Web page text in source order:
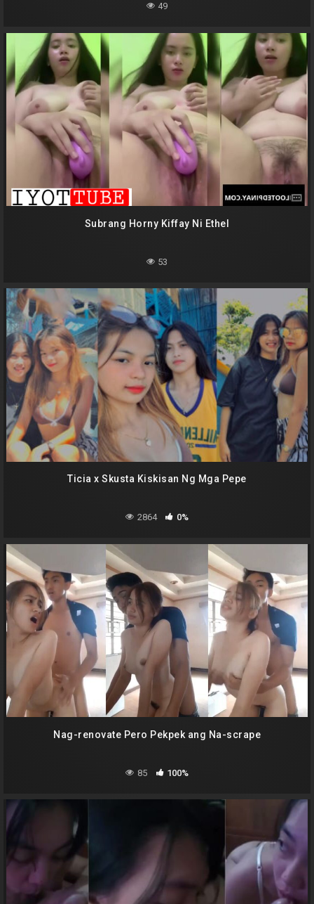
49
Subrang Horny Kiffay Ni Ethel
53
Ticia x Skusta Kiskisan Ng Mga Pepe
2864 0%
Nag-renovate Pero Pekpek ang Na-scrape
85 100%